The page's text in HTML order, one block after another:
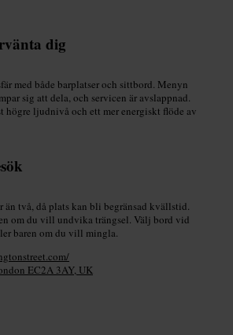
dig
med både barplatser och sittbord. Menyn
sig att dela, och servicen är avslappnad.
ljudnivå och ett mer energiskt flöde av
än två, då plats kan bli begränsad kvällstid.
om du vill undvika trängsel. Välj bord vid
baren om du vill mingla.
EC2A 3AY, UK